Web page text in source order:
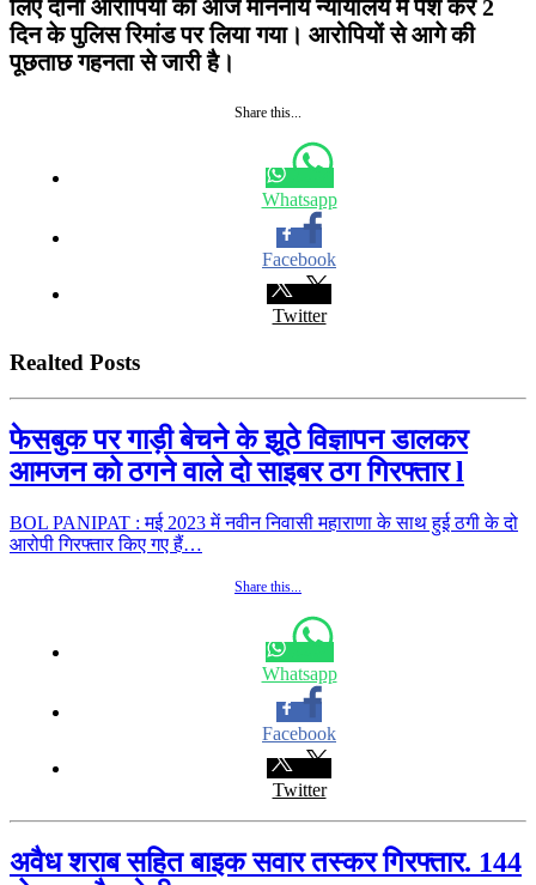
लिए दोनो आरोपियों को आज माननीय न्यायालय में पेश कर 2
दिन के पुलिस रिमांड पर लिया गया। आरोपियों से आगे की
पूछताछ गहनता से जारी है।
Share this...
Whatsapp
Facebook
Twitter
Realted Posts
फेसबुक पर गाड़ी बेचने के झूठे विज्ञापन डालकर
आमजन को ठगने वाले दो साइबर ठग गिरफ्तार l
BOL PANIPAT : मई 2023 में नवीन निवासी महाराणा के साथ हुई ठगी के दो
आरोपी गिरफ्तार किए गए हैं…
Share this...
Whatsapp
Facebook
Twitter
अवैध शराब सहित बाइक सवार तस्कर गिरफ्तार. 144